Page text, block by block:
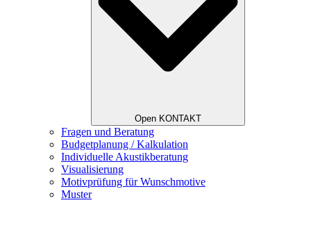
Open KONTAKT
Fragen und Beratung
Budgetplanung / Kalkulation
Individuelle Akustikberatung
Visualisierung
Motivprüfung für Wunschmotive
Muster